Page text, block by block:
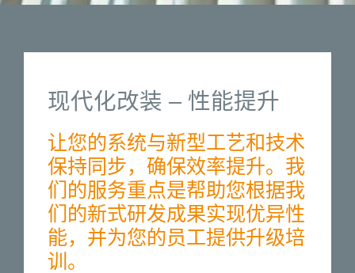
现代化改装 – 性能提升
让您的系统与新型工艺和技术
保持同步，确保效率提升。我
们的服务重点是帮助您根据我
们的新式研发成果实现优异性
能，并为您的员工提供升级培
训。